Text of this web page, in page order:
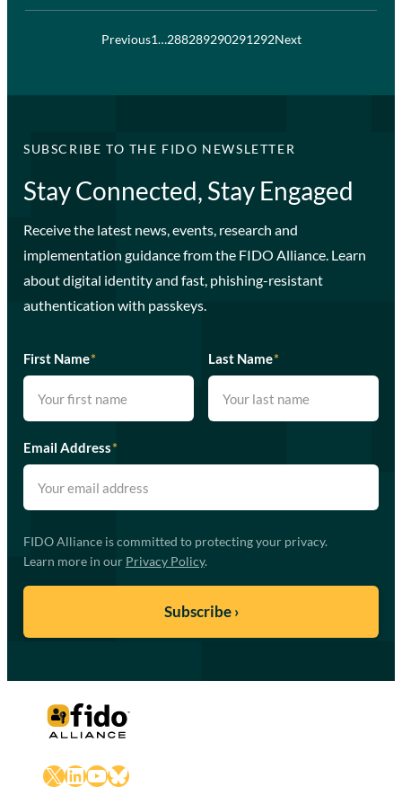
Previous1…288289290291292Next
SUBSCRIBE TO THE FIDO NEWSLETTER
Stay Connected, Stay Engaged
Receive the latest news, events, research and
implementation guidance from the FIDO Alliance. Learn
about digital identity and fast, phishing-resistant
authentication with passkeys.
First Name* Last Name*
Email Address*
FIDO Alliance is committed to protecting your privacy.
Learn more in our Privacy Policy.
X LinkedIn
YouTube
Bluesky